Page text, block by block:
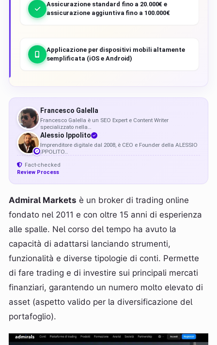
Assicurazione standard fino a 20.000€ e
assicurazione aggiuntiva fino a 100.000€
Applicazione per dispositivi mobili altamente
semplificata (iOS e Android)
FG Francesco Galella
Francesco Galella è un SEO Expert e Content Writer
specializzato nella…
AI Alessio Ippolito
Imprenditore digitale dal 2008, è CEO e Founder della ALESSIO
IPPOLITO…
Fact-checked
Review Process
Admiral Markets è un broker di trading online
fondato nel 2011 e con oltre 15 anni di esperienza
alle spalle. Nel corso del tempo ha avuto la
capacità di adattarsi lanciando strumenti,
funzionalità e diverse tipologie di conti. Permette
di fare trading e di investire sui principali mercati
finanziari, garantendo un numero molto elevato di
asset (aspetto valido per la diversificazione del
portafoglio).